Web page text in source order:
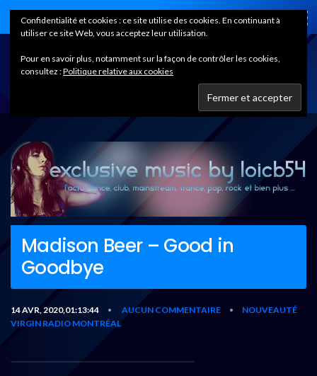
Home
Madison Beer – Good in
Goodbye
14 AVR, 2020,01:13:44 • AUCUN COMMENTAIRE •
NOUVEAUTÉ
VIRGIN RADIO MONTRÉAL
Confidentialité et cookies : ce site utilise des cookies. En continuant à
utiliser ce site Web, vous acceptez leur utilisation.
Pour en savoir plus, notamment sur la façon de contrôler les cookies,
consultez :Politique relative aux cookies